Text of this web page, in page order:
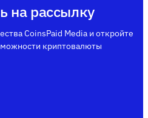
на рассылку
CoinsPaid Media и откройте
криптовалюты